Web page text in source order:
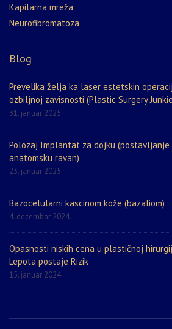
Kapilarna mreža
Neurofibromatoza
Blog
Prevelika želja ka laser estetskin
ozbiljnoj zavisnosti (Plastic Surgery
31. januar 2025.
Polozaj Implantat za dojku
anatomsku ravan)
23. januar 2025.
Bazocelularni kascinom kože (bazaliom)
4. decembar 2024.
Opasnosti niskih cena u plastičnoj
Lepota postaje Rizik
15. januar 2024.